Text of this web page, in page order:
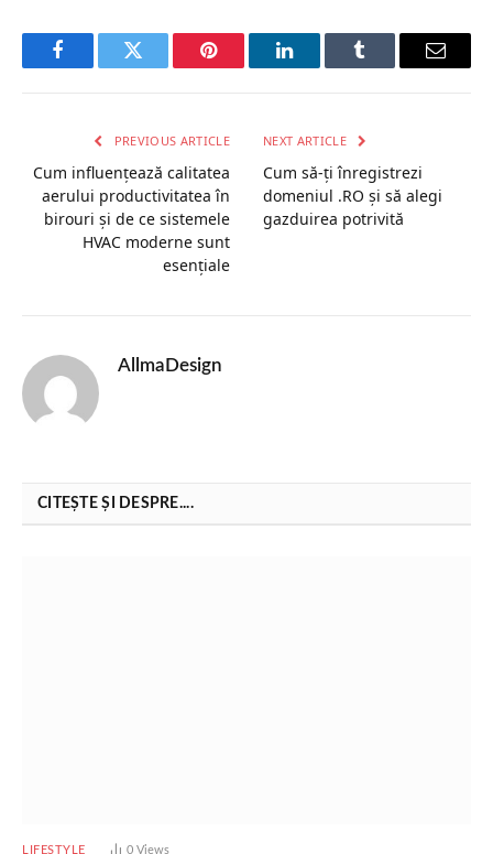
FacebookTwitter Pinterest LinkedInTumblr Email
PREVIOUS ARTICLE
Cum influențează calitatea
aerului productivitatea în
birouri și de ce sistemele
HVAC moderne sunt
esențiale
NEXT ARTICLE
Cum să-ți înregistrezi
domeniul .RO și să alegi
gazduirea potrivită
AllmaDesign
CITEȘTE ȘI DESPRE....
LIFESTYLE 0 Views